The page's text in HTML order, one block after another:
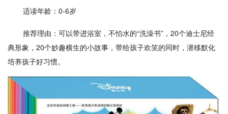
适读年龄：0-6岁
推荐理由：可以带进浴室，不怕水的“洗澡书”，20个迪士尼经
典形象，20个妙趣横生的小故事，带给孩子欢笑的同时，潜移默化
培养孩子好习惯。